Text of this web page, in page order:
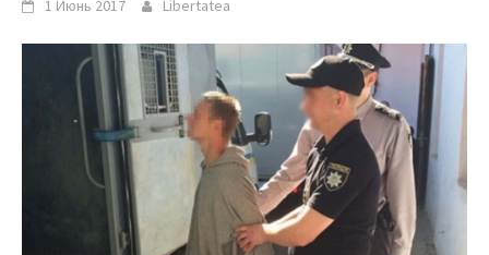
1 Июнь 2017 Libertatea